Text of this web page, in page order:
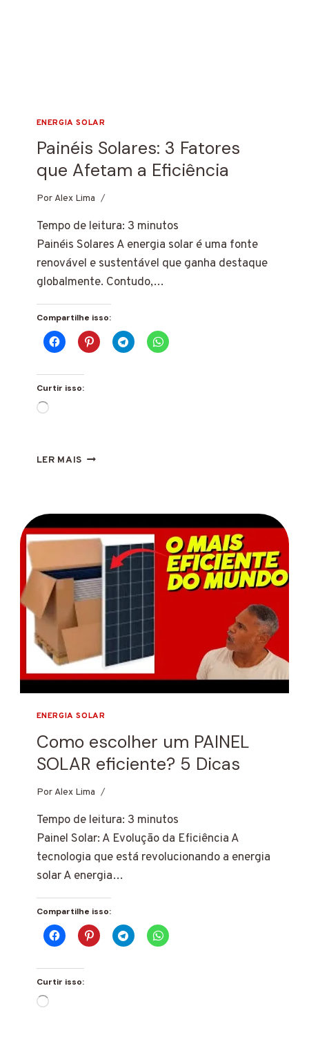
ENERGIA SOLAR
Painéis Solares: 3 Fatores
que Afetam a Eficiência
PorAlex Lima
14 de março de 2025
Tempo de leitura: 3 minutos
Painéis Solares A energia solar é uma fonte
renovável e sustentável que ganha destaque
globalmente. Contudo,…
Compartilhe isso:
Curtir isso:
Carregando...
LER MAIS PAINÉIS
QUE
AFETAM
EFICIÊNCIA
ENERGIA SOLAR
Como escolher um PAINEL
SOLAR eficiente? 5 Dicas
PorAlex Lima
9 de março de 2025
Tempo de leitura: 3 minutos
Painel Solar: A Evolução da Eficiência A
tecnologia que está revolucionando a energia
solar A energia…
Compartilhe isso:
Curtir isso:
Carregando...